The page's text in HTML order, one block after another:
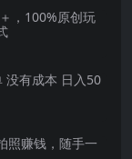
，100%原创玩
没有成本 日入50
照赚钱，随手一